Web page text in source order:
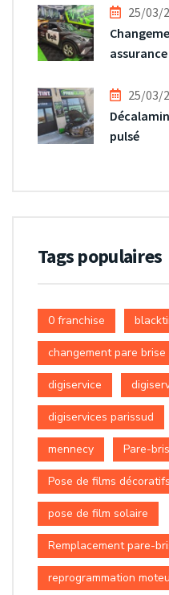
25/03/
assurance
25/03/
pulsé
Tags populaires
0 franchise
changement pare brise
digiservice
digiservices parissud
mennecy Pare-
Pose de films
pose de film solaire
Remplacement pare-
reprogrammation